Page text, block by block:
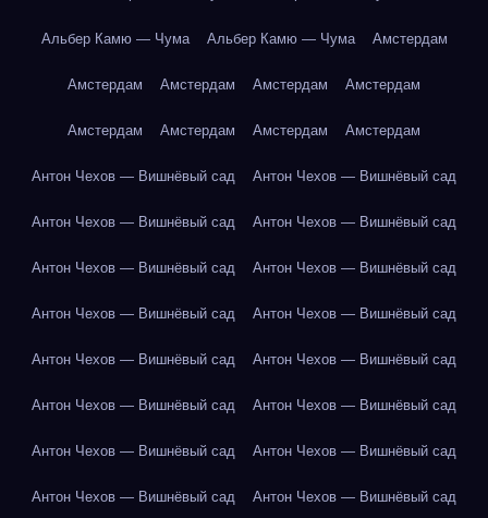
Альбер Камю — Чума Альбер Камю — Чума Амстердам
Амстердам Амстердам Амстердам Амстердам
Амстердам Амстердам Амстердам Амстердам
Антон Чехов — Вишнёвый сад Антон Чехов — Вишнёвый сад
Антон Чехов — Вишнёвый сад Антон Чехов — Вишнёвый сад
Антон Чехов — Вишнёвый сад Антон Чехов — Вишнёвый сад
Антон Чехов — Вишнёвый сад Антон Чехов — Вишнёвый сад
Антон Чехов — Вишнёвый сад Антон Чехов — Вишнёвый сад
Антон Чехов — Вишнёвый сад Антон Чехов — Вишнёвый сад
Антон Чехов — Вишнёвый сад Антон Чехов — Вишнёвый сад
Антон Чехов — Вишнёвый сад Антон Чехов — Вишнёвый сад